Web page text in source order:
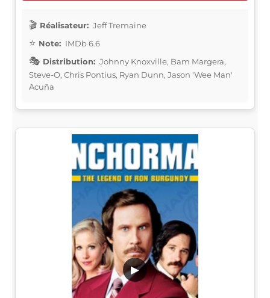
Réalisateur: Jeff Tremaine
Note: IMDb 6.6
Distribution: Johnny Knoxville, Bam Margera,
Steve-O, Chris Pontius, Ryan Dunn, Jason 'Wee Man'
Acuña
▶